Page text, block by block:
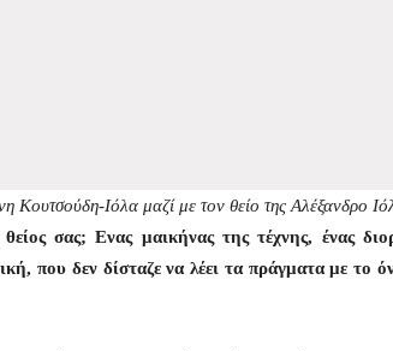
Κουτσούδη-Ιόλα μαζί με τον θείο της Αλέξανδρο
σας; Ενας μαικήνας της τέχνης, ένας
που δεν δίσταζε να λέει τα πράγματα με το